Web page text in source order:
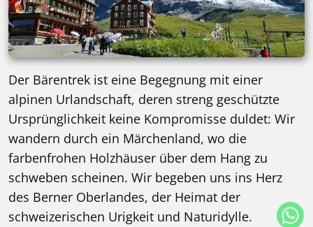
Der Bärentrek ist eine Begegnung mit einer
alpinen Urlandschaft, deren streng geschützte
Ursprünglichkeit keine Kompromisse duldet: Wir
wandern durch ein Märchenland, wo die
farbenfrohen Holzhäuser über dem Hang zu
schweben scheinen. Wir begeben uns ins Herz
des Berner Oberlandes, der Heimat der
schweizerischen Urigkeit und Naturidylle.